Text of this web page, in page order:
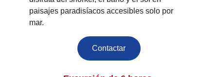
paisajes paradisíacos accesibles solo por
mar.
Contactar